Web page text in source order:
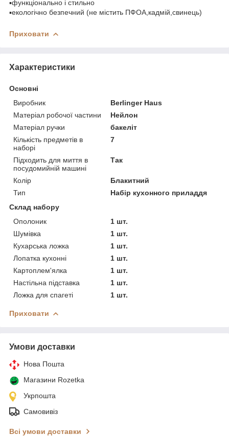
▪функціонально і стильно
▪екологічно безпечний (не містить ПФОА,кадмій,свинець)
Приховати
Характеристики
Основні
Виробник
Berlinger Haus
Матеріал робочої частини
Нейлон
Матеріал ручки
бакеліт
Кількість предметів в
наборі
7
Підходить для миття в
посудомийній машині
Так
Колір
Блакитний
Тип
Набір кухонного приладдя
Склад набору
Ополоник
1 шт.
Шумівка
1 шт.
Кухарська ложка
1 шт.
Лопатка кухонні
1 шт.
Картоплем'ялка
1 шт.
Настільна підставка
1 шт.
Ложка для спагеті
1 шт.
Приховати
Умови доставки
Нова Пошта
Магазини Rozetka
Укрпошта
Самовивіз
Всі умови доставки